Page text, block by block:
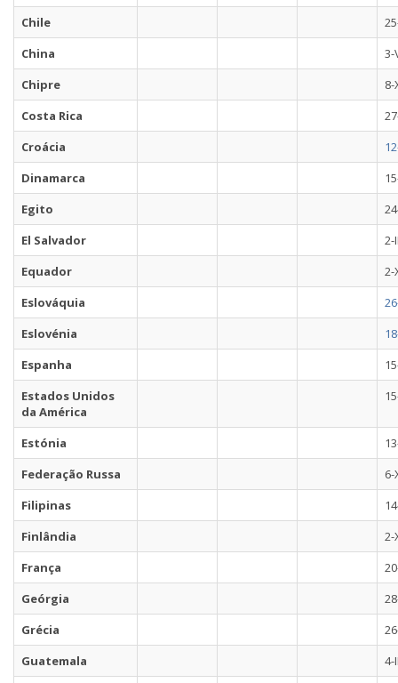
Chile
China
3-
Chipre
8-
Costa Rica
Croácia
Dinamarca
Egito
El Salvador
2-
Equador
2-
Eslováquia
Eslovénia
Espanha
Estados Unidos
da América
Estónia
Federação Russa
6-
Filipinas
Finlândia
2-
França
Geórgia
Grécia
Guatemala
4-